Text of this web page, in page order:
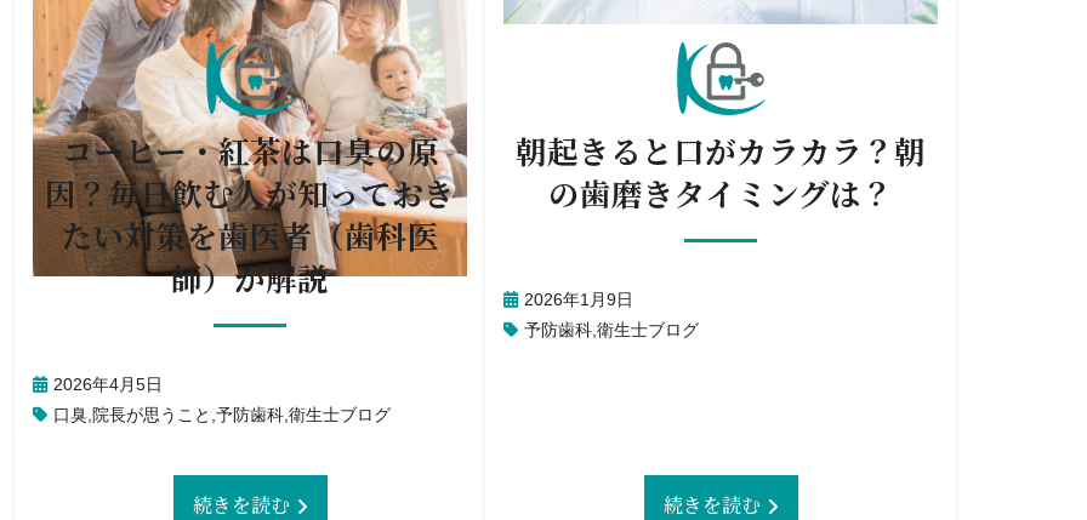
コーヒー・紅茶は口臭の原
因？毎日飲む人が知っておき
たい対策を歯医者（歯科医
師）が解説
2026年4月5日
口臭 院長が思うこと 予防歯科 衛生士ブログ
続きを読む
朝起きると口がカラカラ？朝
の歯磨きタイミングは？
2026年1月9日
予防歯科 衛生士ブログ
続きを読む